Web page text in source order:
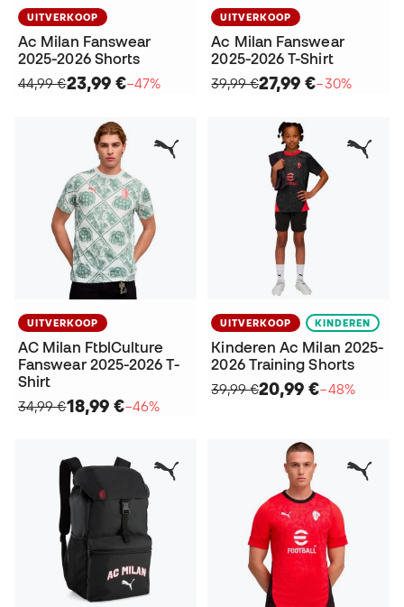
UITVERKOOP
Ac Milan Fanswear
2025-2026 Shorts
44,99 €23,99 €−47%
UITVERKOOP
Ac Milan Fanswear
2025-2026 T-Shirt
39,99 €27,99 €−30%
UITVERKOOP
AC Milan FtblCulture
Fanswear 2025-2026 T-
Shirt
34,99 €18,99 €−46%
UITVERKOOP KINDEREN
Kinderen Ac Milan 2025-
2026 Training Shorts
39,99 €20,99 €−48%